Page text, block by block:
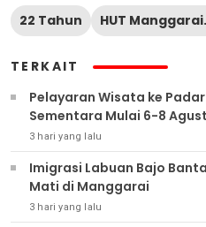
22 Tahun
TERKAIT
Pelayaran Wisata ke
Sementara Mulai 6-8
3 hari yang lalu
Imigrasi Labuan Bajo
Mati di Manggarai
3 hari yang lalu